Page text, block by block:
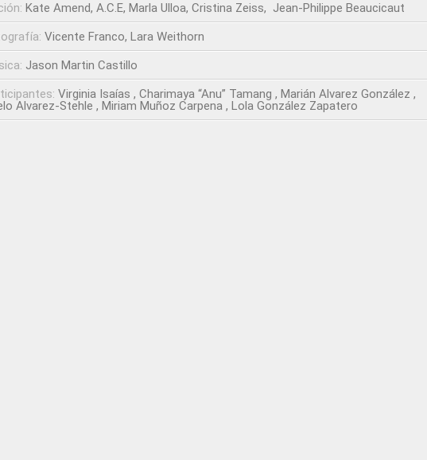
Kate Amend, A.C.E, Marla Ulloa, Cristina Zeiss, Jean-Philippe Beaucicaut
Vicente Franco, Lara Weithorn
Jason Martin Castillo
Virginia Isaías Charimaya “Anu” Tamang
Marián Alvarez González
Alvarez-Stehle
Miriam Muñoz Carpena Lola González Zapatero